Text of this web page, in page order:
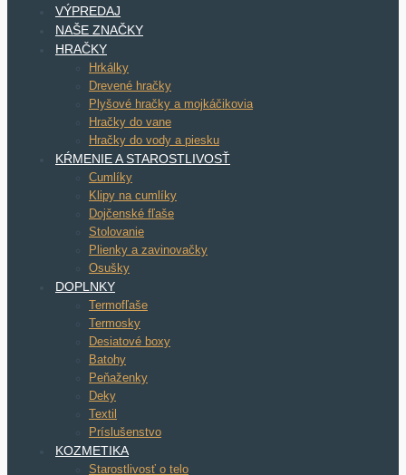
VÝPREDAJ
NAŠE ZNAČKY
HRAČKY
Hrkálky
Drevené hračky
Plyšové hračky a mojkáčikovia
Hračky do vane
Hračky do vody a piesku
KŔMENIE A STAROSTLIVOSŤ
Cumlíky
Klipy na cumlíky
Dojčenské fľaše
Stolovanie
Plienky a zavinovačky
Osušky
DOPLNKY
Termofľaše
Termosky
Desiatové boxy
Batohy
Peňaženky
Deky
Textil
Príslušenstvo
KOZMETIKA
Starostlivosť o telo